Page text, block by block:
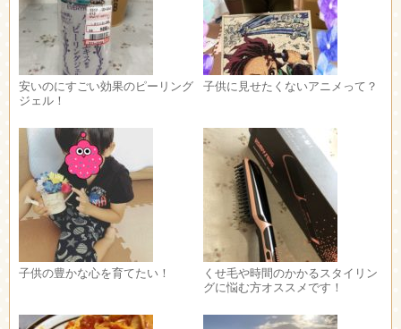
安いのにすごい効果のピーリング
ジェル！
子供に見せたくないアニメって？
子供の豊かな心を育てたい！
くせ毛や時間のかかるスタイリン
グに悩む方オススメです！